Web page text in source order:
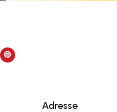
Adresse